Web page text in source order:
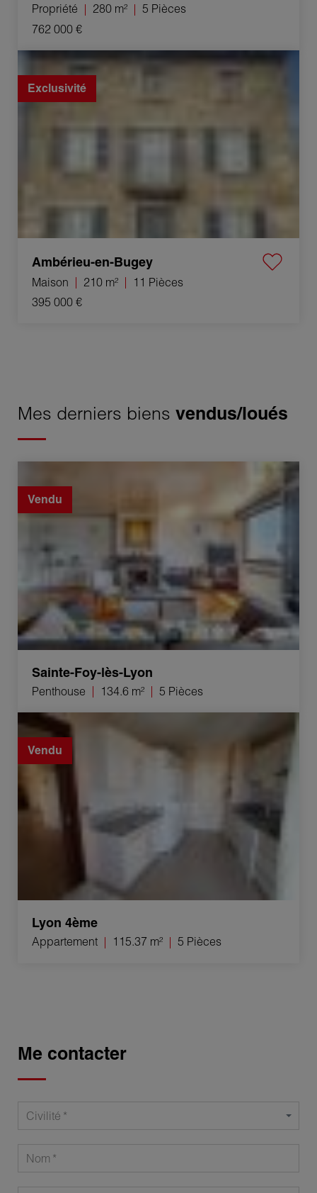
Propriété 280 m²
5 Pièces
762 000 €
Vente Maison Ambérieu-en-Bugey 11 Pièces 210 m²
Exclusivité
Ambérieu-en-Bugey
Maison 210 m²
11 Pièces
395 000 €
Mes derniers biens vendus/loués
Vendu
Sainte-Foy-lès-Lyon
Penthouse 134.6 m² 5 Pièces
Vente Appartement Lyon 4ème 5 Pièces 115.37 m²
Vendu
Lyon 4ème
Appartement 115.37 m² 5 Pièces
Me contacter
Civilité
Nom